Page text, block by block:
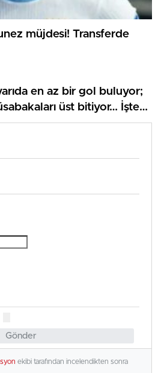
müjdesi! Transferde
en az bir gol buluyor;
üst bitiyor… İşte
Gönder
ekibi tarafından incelendikten sonra